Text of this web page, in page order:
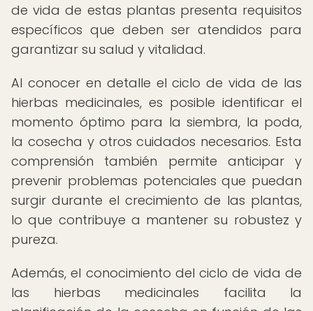
de vida de estas plantas presenta requisitos
específicos que deben ser atendidos para
garantizar su salud y vitalidad.
Al conocer en detalle el ciclo de vida de las
hierbas medicinales, es posible identificar el
momento óptimo para la siembra, la poda,
la cosecha y otros cuidados necesarios. Esta
comprensión también permite anticipar y
prevenir problemas potenciales que puedan
surgir durante el crecimiento de las plantas,
lo que contribuye a mantener su robustez y
pureza.
Además, el conocimiento del ciclo de vida de
las hierbas medicinales facilita la